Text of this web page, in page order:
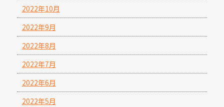
2022年10月
2022年9月
2022年8月
2022年7月
2022年6月
2022年5月